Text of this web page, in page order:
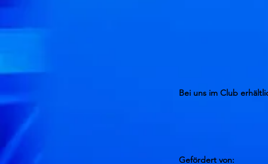
Bei uns im Club
Gefördert von: